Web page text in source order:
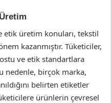
etik üretim konuları, tekstil
kazanmıştır. Tüketiciler,
ve etik standartlara
nedenle, birçok marka,
belirten etiketler
ürünlerin çevresel